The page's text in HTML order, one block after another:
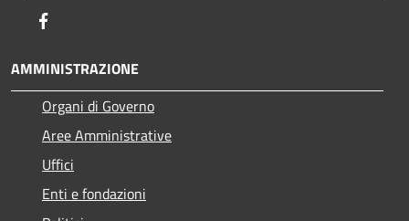
AMMINISTRAZIONE
Organi di Governo
Aree Amministrative
Uffici
Enti e fondazioni